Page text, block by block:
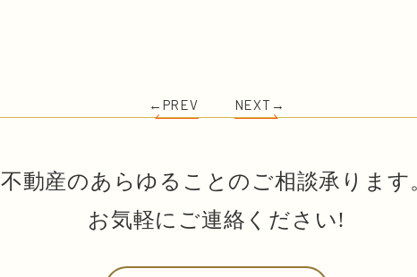
←PREV NEXT→
不動産のあらゆることのご相談承ります
お気軽にご連絡ください!